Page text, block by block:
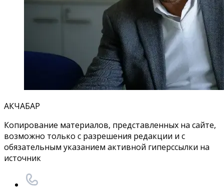
АКЧАБАР
Копирование материалов, представленных на сайте,
возможно только с разрешения редакции и с
обязательным указанием активной гиперссылки на
источник